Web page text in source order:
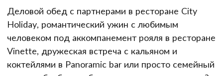
Деловой обед с партнерами в ресторане City
Holiday, романтический ужин с любимым
человеком под аккомпанемент рояля в ресторане
Vinette, дружеская встреча с кальяном и
коктейлями в Panoramic bar или просто семейный